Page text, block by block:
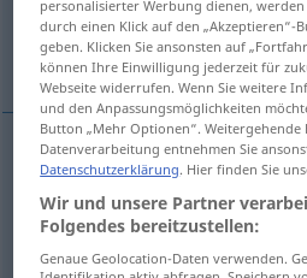
uysallık, yumuşaklık,
uysallık,yumuşaklık
esneklik,gevşeklik
personalisierter Werbung dienen,
durch einen Klick auf den „Akzeptieren“-
geben. Klicken Sie ansonsten auf
können Ihre Einwilligung jederzeit für
Webseite widerrufen. Wenn Sie weitere
und den Anpassungsmöglichkeiten
Button „Mehr Optionen“. Weitergehende
Datenverarbeitung entnehmen Sie
Datenschutzerklärung. Hier finden Sie
Wir und unsere Partner
Folgendes bereitzustellen:
Genaue Geolocation-Daten verwenden.